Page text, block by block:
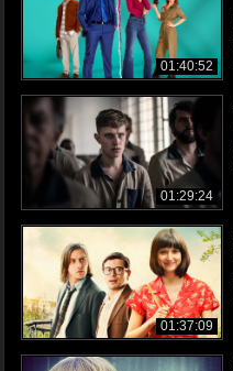
01:40:52
01:29:24
01:37:09